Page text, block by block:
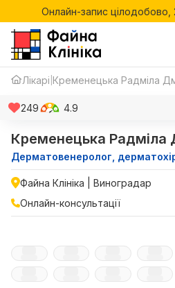
Онлайн-запис цілодобово,
Онлайн-запис цілодобово,
Лікарі Кременецька Радміла
249 4.9
Кременецька Радміла
Дерматовенеролог,
Файна Клініка | Виноградар
Онлайн-консультації